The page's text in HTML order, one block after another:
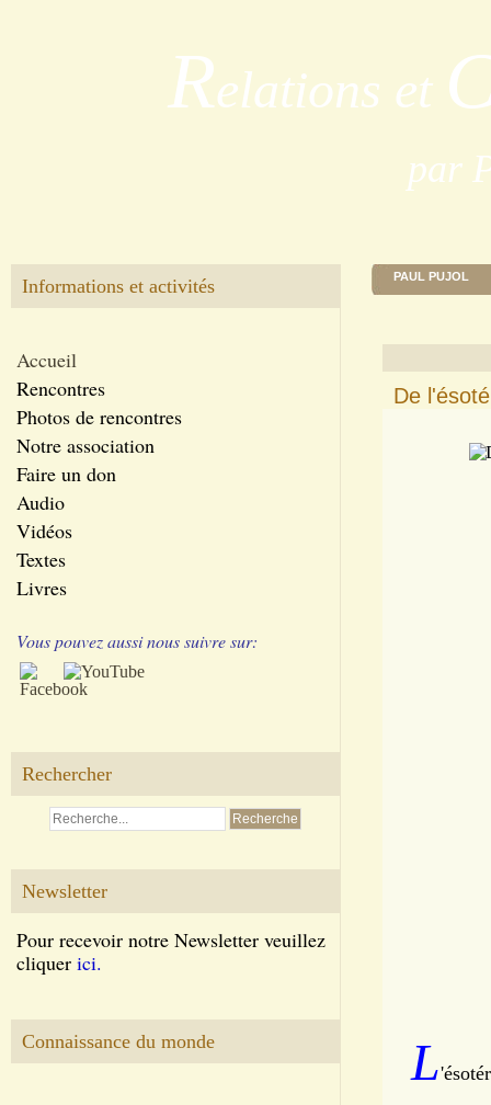
Relations et
par
Informations et activités
Accueil
Rencontres
Photos de rencontres
Notre association
Faire un don
Audio
Vidéos
Textes
Livres
Vous pouvez aussi nous suivre sur:
Rechercher
Newsletter
Pour recevoir notre Newsletter veuillez
cliquer ici.
Connaissance du monde
PAUL PUJOL
De
L